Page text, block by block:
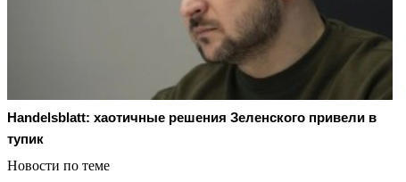
Handelsblatt: хаотичные решения Зеленского привели в
тупик
Новости по теме